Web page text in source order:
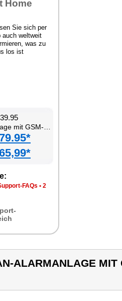
Home
Sie sich per
auch weltweit
was zu
los ist
Anbindung
FAQs • 2
ALARMANLAGE MIT